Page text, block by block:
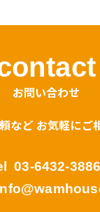
お問い合わせ
など お気軽にご
03-6432-3886